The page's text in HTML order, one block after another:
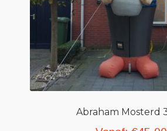
Abraham Mosterd